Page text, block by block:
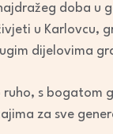
keys
increase
or
decrease
volume.
doba u
u Karlovcu,
dijelovima
s bogatom
za sve